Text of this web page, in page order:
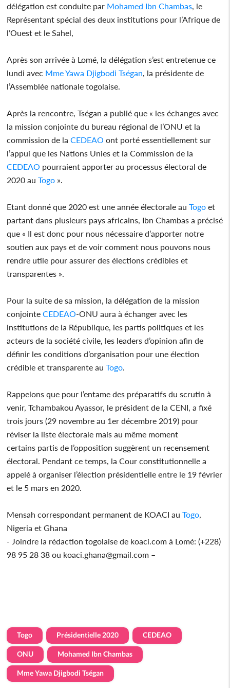
délégation est conduite par Mohamed Ibn Chambas, le
Représentant spécial des deux institutions pour l’Afrique de
l’Ouest et le Sahel,
Après son arrivée à Lomé, la délégation s’est entretenue ce
lundi avec Mme Yawa Djigbodi Tségan, la présidente de
l’Assemblée nationale togolaise.
Après la rencontre, Tségan a publié que « les échanges avec
la mission conjointe du bureau régional de l’ONU et la
commission de la CEDEAO ont porté essentiellement sur
l’appui que les Nations Unies et la Commission de la
CEDEAO pourraient apporter au processus électoral de
2020 auTogo ».
Etant donné que 2020 est une année électorale auTogo et
partant dans plusieurs pays africains, Ibn Chambas a précisé
que « Il est donc pour nous nécessaire d’apporter notre
soutien aux pays et de voir comment nous pouvons nous
rendre utile pour assurer des élections crédibles et
transparentes ».
Pour la suite de sa mission, la délégation de la mission
conjointe CEDEAO-ONU aura à échanger avec les
institutions de la République, les partis politiques et les
acteurs de la société civile, les leaders d’opinion afin de
définir les conditions d’organisation pour une élection
crédible et transparente auTogo.
Rappelons que pour l’entame des préparatifs du scrutin à
venir, Tchambakou Ayassor, le président de la CENI, a fixé
trois jours (29 novembre au 1er décembre 2019) pour
réviser la liste électorale mais au même moment
certains partis de l’opposition suggèrent un recensement
électoral. Pendant ce temps, la Cour constitutionnelle a
appelé à organiser l’élection présidentielle entre le 19 février
et le 5 mars en 2020.
Mensah correspondant permanent de KOACI auTogo,
Nigeria et Ghana
- Joindre la rédaction togolaise de koaci.com à Lomé: (+228)
98 95 28 38 ou koaci.ghana@gmail.com –
Togo Présidentielle 2020 CEDEAO
ONU Mohamed Ibn Chambas
Mme Yawa Djigbodi Tségan